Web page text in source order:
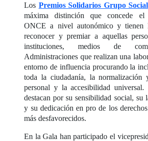
Los Premios Solidarios Grupo
máxima distinción que concede
ONCE a nivel autonómico y tienen
reconocer y premiar a aquellas
instituciones, medios de
Administraciones que realizan una
entorno de influencia procurando la
toda la ciudadanía, la normalización
personal y la accesibilidad universal.
destacan por su sensibilidad social, su
y su dedicación en pro de los
más desfavorecidos.
En la Gala han participado el